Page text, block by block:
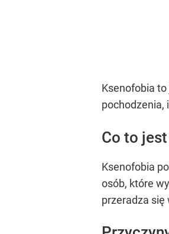
Ksenofobia
pochodzenia,
Co to
Ksenofobia
osób, które
przeradza się